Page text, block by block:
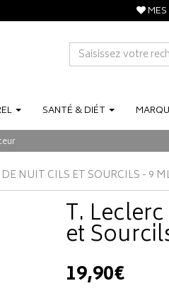
SANTÉ &DIÉT
NUIT CILS ET SOURCILS - 9
T.
et
19,90€